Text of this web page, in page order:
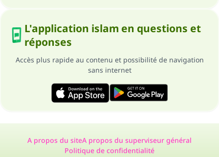
L'application islam en questions et
réponses
Accès plus rapide au contenu et possibilité de navigation
sans internet
A propos du siteA propos du superviseur général
Politique de confidentialité